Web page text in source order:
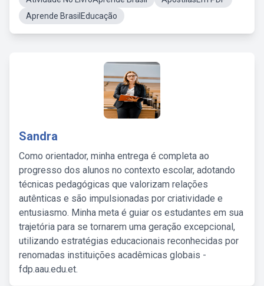
Aprende BrasilEducação
Sandra
Como orientador, minha entrega é completa ao
progresso dos alunos no contexto escolar, adotando
técnicas pedagógicas que valorizam relações
autênticas e são impulsionadas por criatividade e
entusiasmo. Minha meta é guiar os estudantes em sua
trajetória para se tornarem uma geração excepcional,
utilizando estratégias educacionais reconhecidas por
renomadas instituições acadêmicas globais -
fdp.aau.edu.et.